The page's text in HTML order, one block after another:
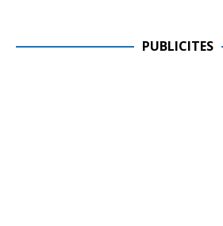
PUBLICITES